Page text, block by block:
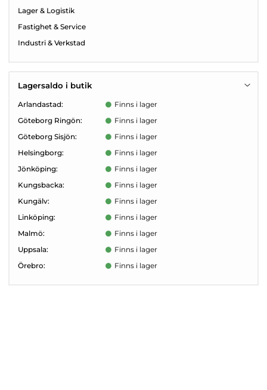
Lager & Logistik
Fastighet & Service
Industri & Verkstad
Lagersaldo i butik
Arlandastad:
Finns i lager
Göteborg Ringön:
Finns i lager
Göteborg Sisjön:
Finns i lager
Helsingborg:
Finns i lager
Jönköping:
Finns i lager
Kungsbacka:
Finns i lager
Kungälv:
Finns i lager
Linköping:
Finns i lager
Malmö:
Finns i lager
Uppsala:
Finns i lager
Örebro:
Finns i lager